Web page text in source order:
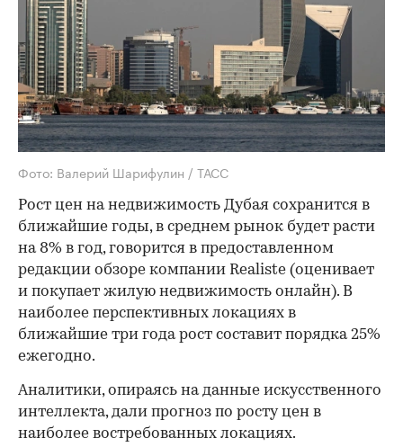
Фото: Валерий Шарифулин / ТАСС
Рост цен на недвижимость Дубая сохранится в
ближайшие годы, в среднем рынок будет расти
на 8% в год, говорится в предоставленном
редакции обзоре компании Realiste (оценивает
и покупает жилую недвижимость онлайн). В
наиболее перспективных локациях в
ближайшие три года рост составит порядка 25%
ежегодно.
Аналитики, опираясь на данные искусственного
интеллекта, дали прогноз по росту цен в
наиболее востребованных локациях.